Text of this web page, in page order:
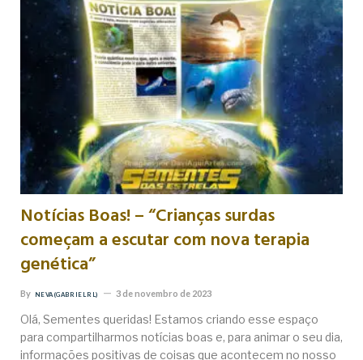
Notícias Boas! – “Crianças surdas
começam a escutar com nova terapia
genética”
By NEVA (GABRIEL RL) 3 de novembro de 2023
Olá, Sementes queridas! Estamos criando esse espaço
para compartilharmos notícias boas e, para animar o seu dia,
informações positivas de coisas que acontecem no nosso